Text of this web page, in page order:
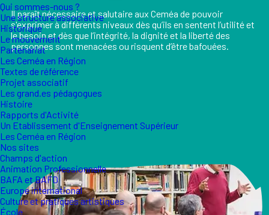
Qui sommes-nous ?
Une structure associative
Historique
Le mouvement
Partenariat
Les Ceméa en Région
Textes de référence
Projet associatif
Les grand.es pédagogues
Histoire
Rapports d'Activité
Un Etablissement d'Enseignement Supérieur
Les Ceméa en Région
Nos sites
Champs d'action
Animation Professionnelle
BAFA et BAFD
Europe international
Culture et pratiques artistiques
École
Il paraît nécessaire et salutaire aux Ceméa de pouvoir
s'exprimer à différents niveaux dès qu’ils en sentent l’utilité et
le besoin et dès que l’intégrité, la dignité et la liberté des
personnes sont menacées ou risquent d’être bafouées.